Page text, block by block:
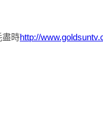
盡時http://